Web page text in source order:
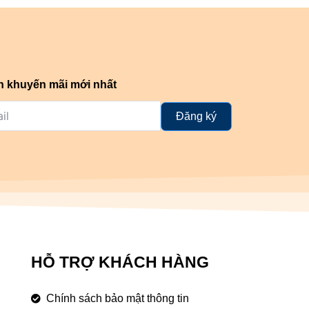
khuyến mãi mới nhất
Đăng ký
HỖ TRỢ KHÁCH HÀNG
Chính sách bảo mật thông tin